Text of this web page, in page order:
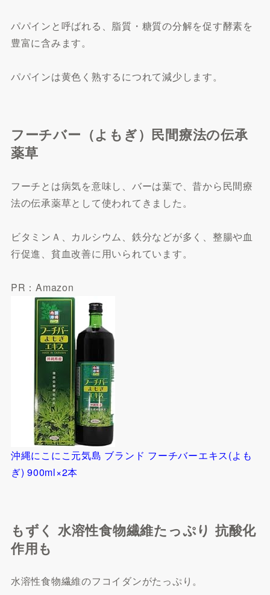
パパインと呼ばれる、脂質・糖質の分解を促す酵素を
豊富に含みます。
パパインは黄色く熟するにつれて減少します。
フーチバー（よもぎ）民間療法の伝承
薬草
フーチとは病気を意味し、バーは葉で、昔から民間療
法の伝承薬草として使われてきました。
ビタミンＡ、カルシウム、鉄分などが多く、整腸や血
行促進、貧血改善に用いられています。
PR：Amazon
沖縄にこにこ元気島 ブランド フーチバーエキス(よも
ぎ) 900ml×2本
もずく 水溶性食物繊維たっぷり 抗酸化
作用も
水溶性食物繊維のフコイダンがたっぷり。